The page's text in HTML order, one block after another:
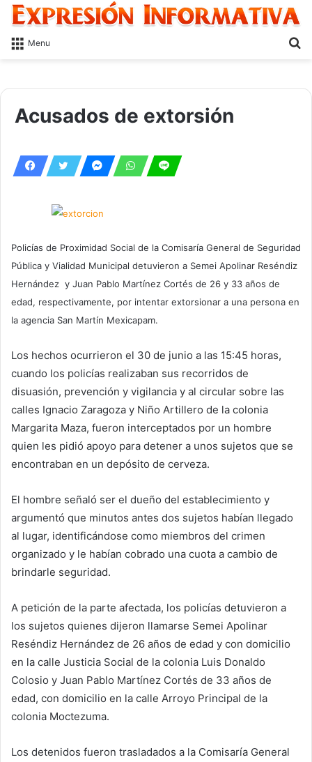
Menu
Acusados de extorsión
Policías de Proximidad Social de la Comisaría General de Seguridad
Pública y Vialidad Municipal detuvieron a Semei Apolinar Reséndiz
Hernández y Juan Pablo Martínez Cortés de 26 y 33 años de
edad, respectivamente, por intentar extorsionar a una persona en
la agencia San Martín Mexicapam.
Los hechos ocurrieron el 30 de junio a las 15:45 horas,
cuando los policías realizaban sus recorridos de
disuasión, prevención y vigilancia y al circular sobre las
calles Ignacio Zaragoza y Niño Artillero de la colonia
Margarita Maza, fueron interceptados por un hombre
quien les pidió apoyo para detener a unos sujetos que se
encontraban en un depósito de cerveza.
El hombre señaló ser el dueño del establecimiento y
argumentó que minutos antes dos sujetos habían llegado
al lugar, identificándose como miembros del crimen
organizado y le habían cobrado una cuota a cambio de
brindarle seguridad.
A petición de la parte afectada, los policías detuvieron a
los sujetos quienes dijeron llamarse Semei Apolinar
Reséndiz Hernández de 26 años de edad y con domicilio
en la calle Justicia Social de la colonia Luis Donaldo
Colosio y Juan Pablo Martínez Cortés de 33 años de
edad, con domicilio en la calle Arroyo Principal de la
colonia Moctezuma.
Los detenidos fueron trasladados a la Comisaría General